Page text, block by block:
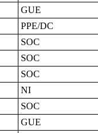
GUE
PPE/DC
SOC
SOC
SOC
NI
SOC
GUE